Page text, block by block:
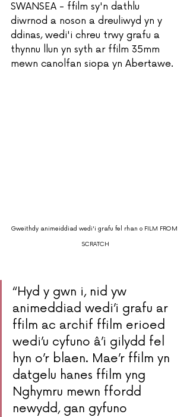
SWANSEA - ffilm sy'n dathlu
diwrnod a noson a dreuliwyd yn y
ddinas, wedi'i chreu trwy grafu a
thynnu llun yn syth ar ffilm 35mm
mewn canolfan siopa yn Abertawe.
Gweithdy animeiddiad wedi'i grafu fel rhan o FILM FROM
SCRATCH
“Hyd y gwn i, nid yw
animeddiad wedi’i grafu ar
ffilm ac archif ffilm erioed
wedi’u cyfuno â’i gilydd fel
hyn o’r blaen. Mae’r ffilm yn
datgelu hanes ffilm yng
Nghymru mewn ffordd
newydd, gan gyfuno